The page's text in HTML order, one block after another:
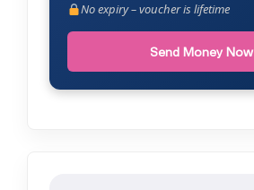
No expiry – voucher is lifetime
Send Money Now